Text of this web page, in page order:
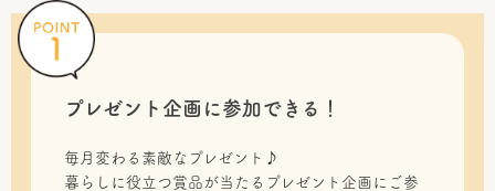
プレゼント企画に参加できる！
毎月変わる素敵なプレゼント♪
暮らしに役立つ賞品が当たるプレゼント企画にご参